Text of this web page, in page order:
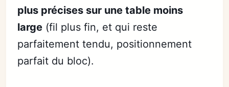
plus précises sur une table moins
large (fil plus fin, et qui reste
parfaitement tendu, positionnement
parfait du bloc).